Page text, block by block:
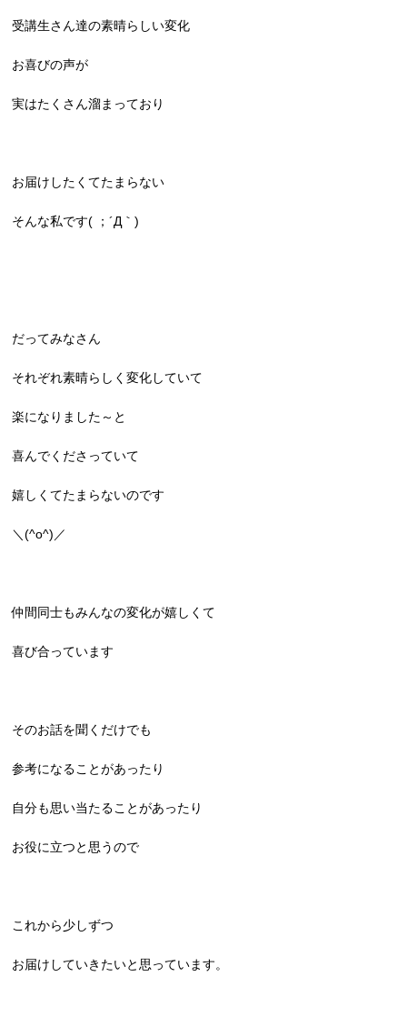
受講生さん達の素晴らしい変化
お喜びの声が
実はたくさん溜まっており
お届けしたくてたまらない
そんな私です( ；´Д｀)
だってみなさん
それぞれ素晴らしく変化していて
楽になりました～と
喜んでくださっていて
嬉しくてたまらないのです
＼(^o^)／
仲間同士もみんなの変化が嬉しくて
喜び合っています
そのお話を聞くだけでも
参考になることがあったり
自分も思い当たることがあったり
お役に立つと思うので
これから少しずつ
お届けしていきたいと思っています。